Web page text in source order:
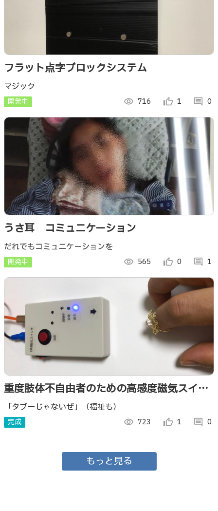
フラット点字ブロックシステム
マジック
開発中 visibility 716 thumb_up_alt 1 comment 0
うさ耳 コミュニケーション
だれでもコミュニケーションを
開発中 visibility 565 thumb_up_alt 0 comment 1
重度肢体不自由者のための高感度磁気スイッ
チ ROHM MI型3 軸デジタル磁気センサIC
BM1422AGMV
「タブーじゃないぜ」（福祉も）
完成 visibility 723 thumb_up_alt 1 comment 0
もっと見る